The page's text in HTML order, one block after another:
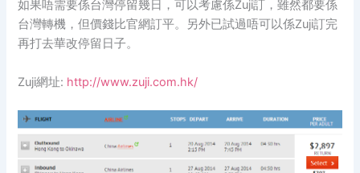
如果唔需要係台灣停留幾日，可以考慮係Zuji訂，雖然都要係
台灣轉機，但價錢比官網訂平。另外已試過唔可以係Zuji訂完
再打去華改停留日子。
Zuji網址: http://www.zuji.com.hk/